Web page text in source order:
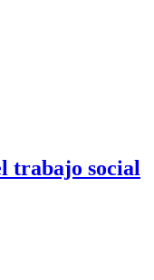
trabajo social